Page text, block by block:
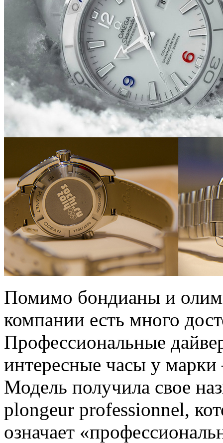
Помимо бондианы и
компании есть много
Профессиональные
интересные часы у
Модель получила свое
plongeur professionnel,
означает